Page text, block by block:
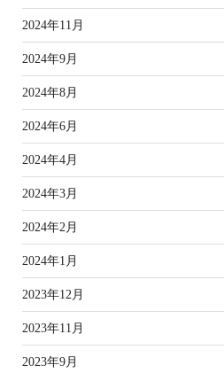
2024年11月
2024年9月
2024年8月
2024年6月
2024年4月
2024年3月
2024年2月
2024年1月
2023年12月
2023年11月
2023年9月